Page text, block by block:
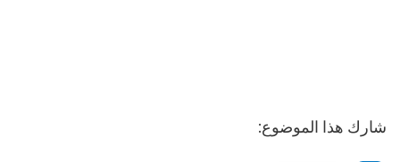
شارك هذا الموضوع: